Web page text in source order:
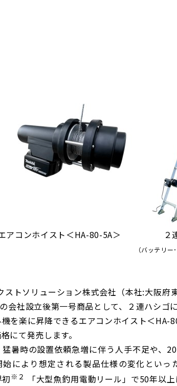
アコンホイスト＜HA-80-5A＞ ２連
（バッテリ
ストソリューション株式会社（本社:大阪
会社設立後第一号商品として、２連ハシゴ
を楽に昇降できるエアコンホイスト＜HA-
にて発売します。
暑時の設置依頼急増に伴う人手不足や、
始により想定される製品仕様の変化といっ
※２
「大型魚釣用電動リール」で50年以